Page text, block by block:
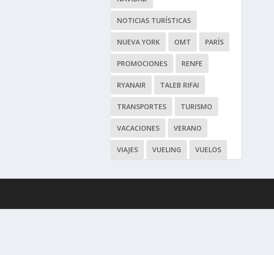
NOTICIAS TURÍSTICAS
NUEVA YORK OMT PARÍS
PROMOCIONES RENFE
RYANAIR TALEB RIFAI
TRANSPORTES TURISMO
VACACIONES VERANO
VIAJES VUELING VUELOS